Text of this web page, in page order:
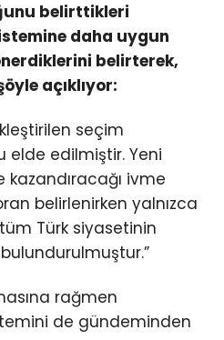
belirttikleri
daha uygun
belirterek,
açıklıyor:
seçim
elde edilmiştir. Yeni
kazandıracağı ivme
belirlenirken yalnızca
Türk siyasetinin
rağmen
de gündeminden